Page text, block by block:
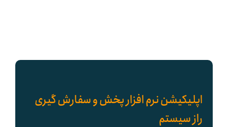
اپلیکیشن نرم افزار پخش و سفارش گیری
راز سیستم